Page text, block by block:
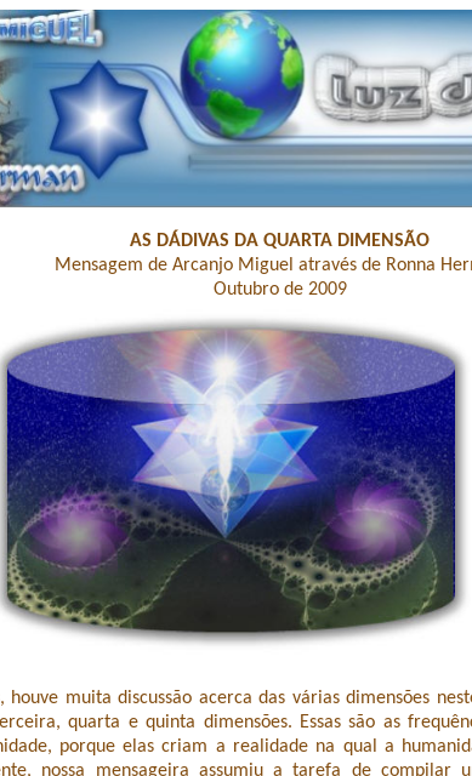
AS DÁDIVAS DA QUARTA DIMENSÃO
Mensagem de Arcanjo Miguel através de Ronna
Outubro de 2009
houve muita discussão acerca das várias dimensões
quarta e quinta dimensões. Essas são as
porque elas criam a realidade na qual a
nossa mensageira assumiu a tarefa de compilar